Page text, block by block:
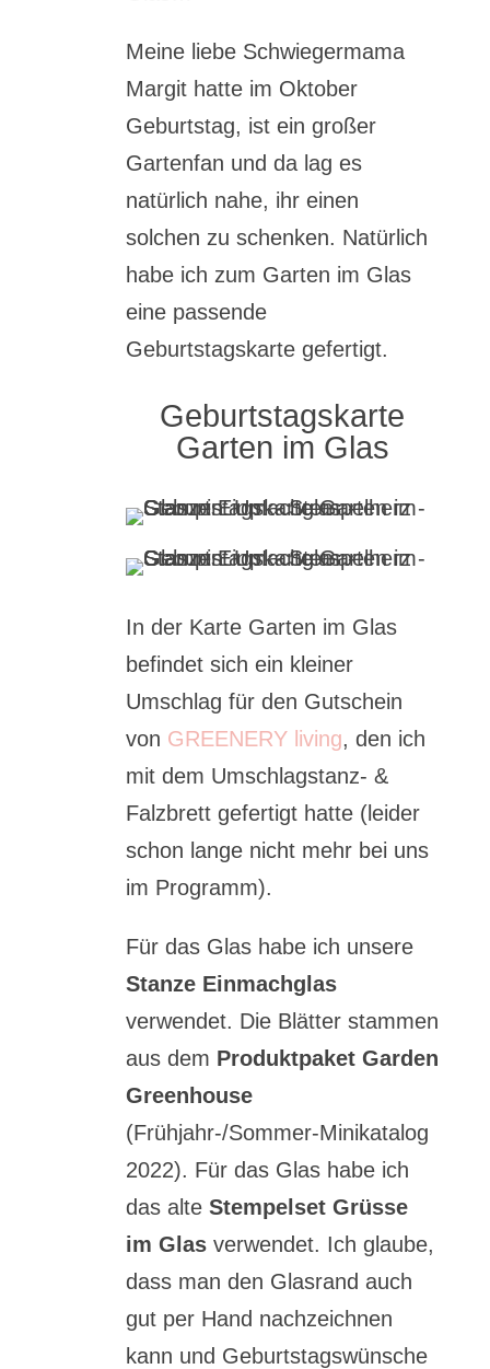
Meine liebe Schwiegermama
Margit hatte im Oktober
Geburtstag, ist ein großer
Gartenfan und da lag es
natürlich nahe, ihr einen
solchen zu schenken. Natürlich
habe ich zum Garten im Glas
eine passende
Geburtstagskarte gefertigt.
Geburtstagskarte
Garten im Glas
In der Karte Garten im Glas
befindet sich ein kleiner
Umschlag für den Gutschein
von GREENERY living, den ich
mit dem Umschlagstanz- &
Falzbrett gefertigt hatte (leider
schon lange nicht mehr bei uns
im Programm).
Für das Glas habe ich unsere
Stanze Einmachglas
verwendet. Die Blätter stammen
aus dem Produktpaket Garden
Greenhouse
(Frühjahr-/Sommer-Minikatalog
2022). Für das Glas habe ich
das alte Stempelset Grüsse
im Glasverwendet. Ich glaube,
dass man den Glasrand auch
gut per Hand nachzeichnen
kann und Geburtstagswünsche